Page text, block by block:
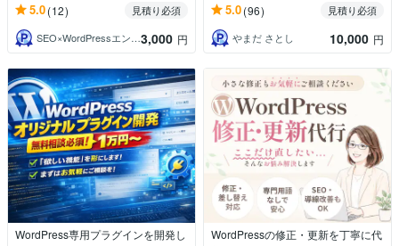
5.0(12)
見積り必須
SEO×WordPressエンジニア瀬尾3,000 円
5.0(96)
見積り必須
やまだ さとし
10,000 円
WordPress専用プラグインを開発し
WordPressの修正・更新を丁寧に代